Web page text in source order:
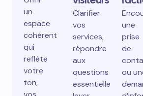
un
espace
cohérent
qui
reflète
votre
ton,
Clarifier
vos
services,
répondre
aux
questions
essentielles,
une
prise
de
ou